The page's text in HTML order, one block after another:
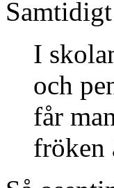
I
och
får
fröken